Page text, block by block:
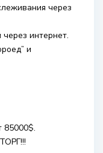
через
интернет.
и
85000$.